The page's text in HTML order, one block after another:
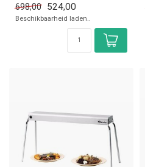
✓ 230 Volt, 3x 0,25 kW
698,00 524,00
Beschikbaarheid laden..